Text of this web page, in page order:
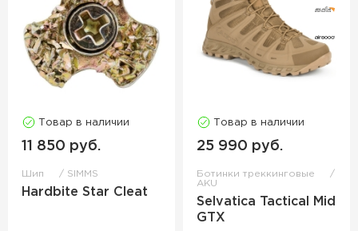
Товар в наличии
11 850 руб.
Шип SIMMS
Hardbite Star Cleat
Товар в наличии
25 990 руб.
Ботинки треккинговые
AKU
Selvatica Tactical Mid
GTX